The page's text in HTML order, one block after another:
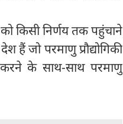
किसी निर्णय तक पहुंचाने
जो परमाणु प्रौद्योगिकी
करने के साथ-साथ परमाणु